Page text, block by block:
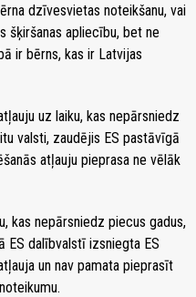
dzīvesvietas noteikšanu, vai
šķiršanas apliecību, bet ne
ir bērns, kas ir Latvijas
uz laiku, kas nepārsniedz
valsti, zaudējis ES pastāvīgā
atļauju pieprasa ne vēlāk
kas nepārsniedz piecus gadus,
ES dalībvalstī izsniegta ES
un nav pamata pieprasīt